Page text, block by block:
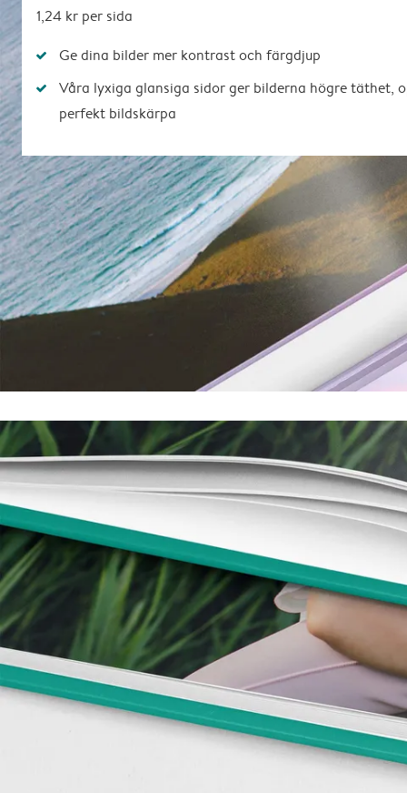
1,24 kr per sida
Ge dina bilder mer kontrast och färgdjup
Våra lyxiga glansiga sidor ger bilderna högre täthet,
perfekt bildskärpa